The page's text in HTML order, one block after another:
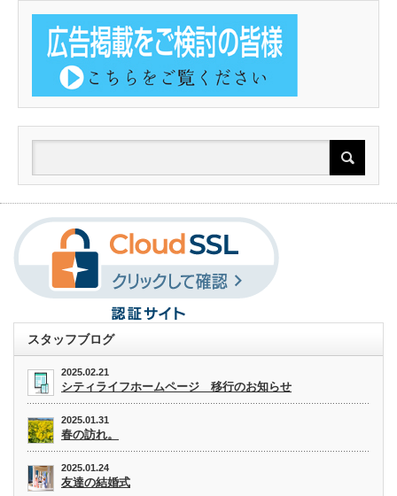
スタッフブログ
2025.02.21
シティライフホームページ 移行のお知らせ
2025.01.31
春の訪れ。
2025.01.24
友達の結婚式